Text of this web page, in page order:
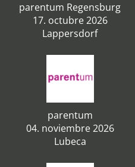
parentum Regensburg
17. octubre 2026
Lappersdorf
parentum
04. noviembre 2026
Lubeca